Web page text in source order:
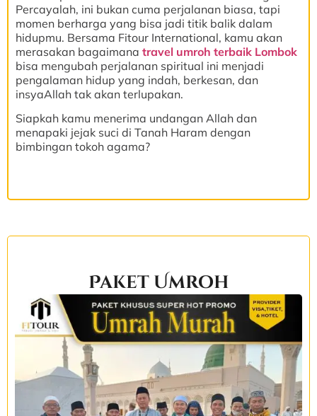
Percayalah, ini bukan cuma perjalanan biasa, tapi
momen berharga yang bisa jadi titik balik dalam
hidupmu. Bersama Fitour International, kamu akan
merasakan bagaimana travel umroh terbaik Lombok
bisa mengubah perjalanan spiritual ini menjadi
pengalaman hidup yang indah, berkesan, dan
insyaAllah tak akan terlupakan.
Siapkah kamu menerima undangan Allah dan
menapaki jejak suci di Tanah Haram dengan
bimbingan tokoh agama?
Paket Umroh